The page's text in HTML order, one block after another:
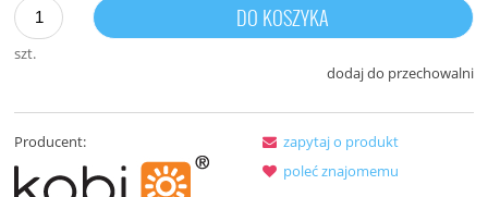
szt.
DO KOSZYKA
dodaj do przechowalni
Producent:
zapytaj o produkt
poleć znajomemu